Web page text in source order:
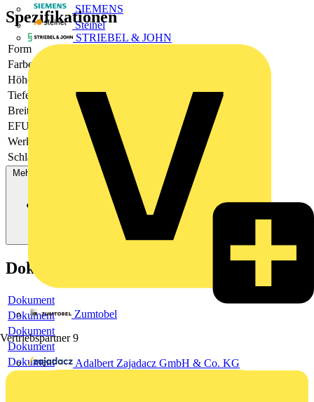
SIEMENS
Steinel
STRIEBEL & JOHN
Zumtobel
Vertriebspartner 9
Adalbert Zajadacz GmbH & Co. KG
Spezifikationen
Form
Farbe
Höhe
Tiefe
Breite
EFUK0019
Werkstoff
Kunststoff
Schlagfest
Mehr anzeigen
Dokumente
Dokument
Dokument
Dokument
Dokument
Dokument